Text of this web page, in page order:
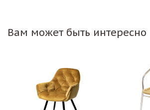
Вам может быть интересно